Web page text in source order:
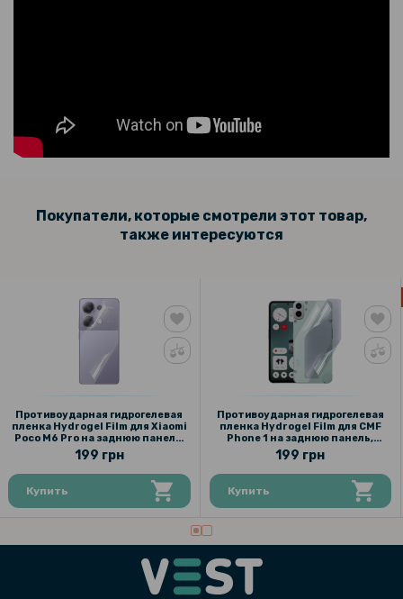
Покупатели, которые смотрели этот товар,
также интересуются
Противоударная гидрогелевая
пленка Hydrogel Film для Xiaomi
Poco M6 Pro на заднюю панель,
Transparent
199 грн
Купить
Противоударная гидрогелевая
пленка Hydrogel Film для CMF
Phone 1 на заднюю панель,
Transparent
199 грн
Купить